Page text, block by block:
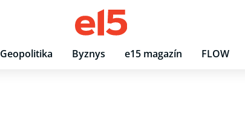
Geopolitika Byznys e15 magazín FLOW